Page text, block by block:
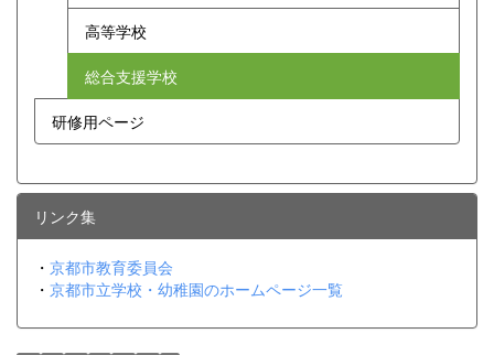
高等学校
総合支援学校
研修用ページ
リンク集
・ 京都市教育委員会
・ 京都市立学校・幼稚園のホームページ一覧